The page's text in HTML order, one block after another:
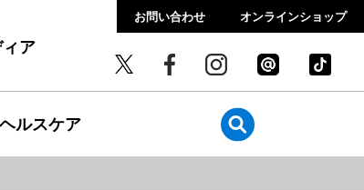
ア
お問い合わせ オンラインショップ
ヘルスケア